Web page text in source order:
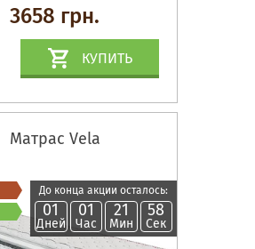
3658 грн.
КУПИТЬ
Матрас Vela
До конца акции осталось:
01
Дней
01
Час
21
Мин
57
Сек